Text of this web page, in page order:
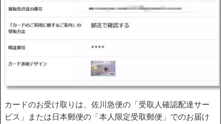
カードのお受け取りは、佐川急便の「受取人確認配達サー
ビス」または日本郵便の「本人限定受取郵便」でのお届け